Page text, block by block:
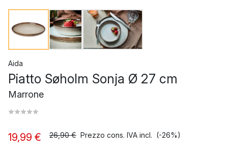
Aida
Piatto Søholm Sonja Ø 27 cm
Marrone
19,99 € 26,90 € Prezzo cons. IVA incl. (-26%)